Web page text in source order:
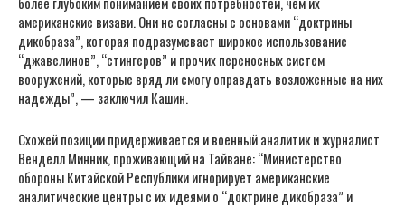
американские визави. Они не согласны с основами “доктрины
дикобраза”, которая подразумевает широкое использование
“джавелинов”, “стингеров” и прочих переносных систем
вооружений, которые вряд ли смогу оправдать возложенные на них
надежды”, — заключил Кашин.
Схожей позиции придерживается и военный аналитик и журналист
Венделл Минник, проживающий на Тайване: “Министерство
обороны Китайской Республики игнорирует американские
аналитические центры с их идеями о “доктрине дикобраза” и